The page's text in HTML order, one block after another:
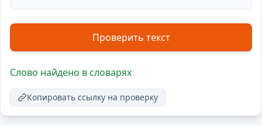
Проверить текст
Слово найдено в словарях
Копировать ссылку на проверку